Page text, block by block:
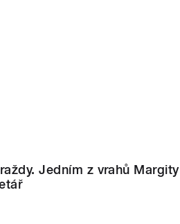
Jedním z vrahů Margity